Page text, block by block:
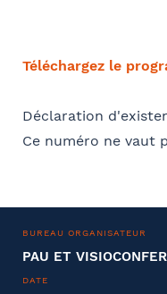
Téléchargez le
Déclaration
Ce numéro ne vaut
BUREAU ORGANISATEUR
PAU ET
DATE
Bureau formateur